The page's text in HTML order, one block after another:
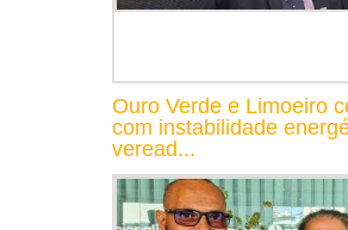
Ouro Verde e Limoeiro
com instabilidade
veread...